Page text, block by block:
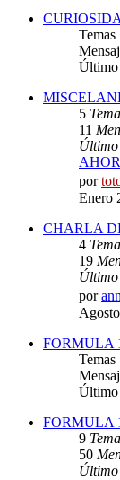
Temas
Último
5
11
Último
por
Enero
CHARLA
4
19
Último
por
FORMULA
Temas
Último
FORMULA
9
50
Último